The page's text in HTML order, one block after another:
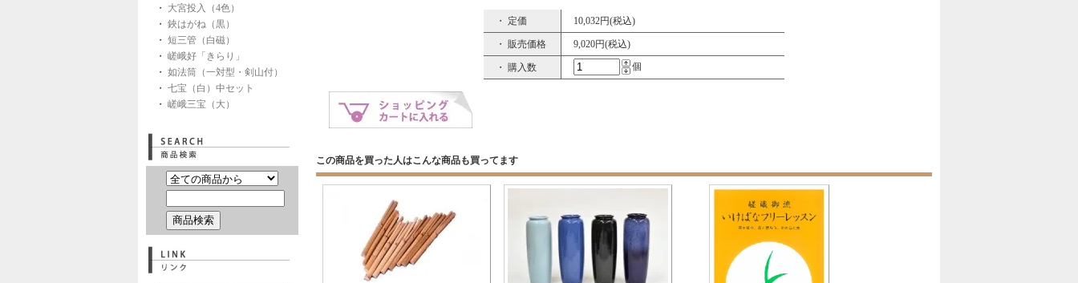
・ 大宮投入（4色）
・ 鋏はがね（黒）
・ 短三管（白磁）
・ 嵯峨好「きらり」
・ 如法筒（一対型・剣山付）
・ 七宝（白）中セット
・ 嵯峨三宝（大）
・ 定価 10,032円(税込)
・ 販売価格 9,020円(税込)
・ 購入数 個
この商品を買った人はこんな商品も買ってます